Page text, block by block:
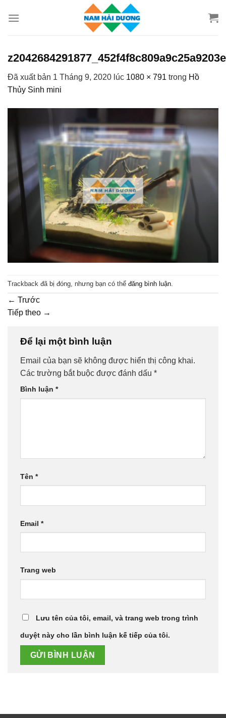
đến
Đã xuất bản 1 Tháng 9, 2020 lúc 1080 × 791 trong Hồ
Thủy Sinh mini
Trackback đã bị đóng, nhưng bạn có thể đăng bình luận
← Trước
Tiếp theo →
Để lại một bình luận
Email của bạn sẽ không được hiển thị công khai.
Các trường bắt buộc được đánh dấu *
Bình luận *
Tên *
Email *
Trang web
Lưu tên của tôi, email, và trang web trong trình
duyệt này cho lần bình luận kế tiếp của tôi.